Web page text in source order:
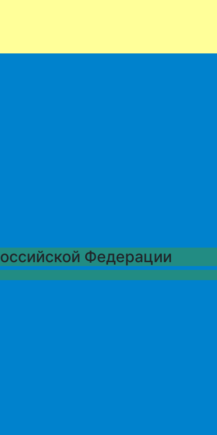
Федерации